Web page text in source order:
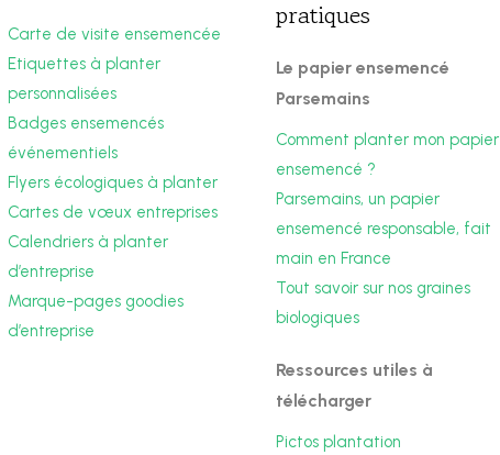
Carte de visite ensemencée
Etiquettes à planter
personnalisées
Badges ensemencés
événementiels
Flyers écologiques à planter
Cartes de vœux entreprises
Calendriers à planter
d’entreprise
Marque-pages goodies
d’entreprise
pratiques
Le papier ensemencé
Parsemains
Comment planter mon papier
ensemencé ?
Parsemains, un papier
ensemencé responsable, fait
main en France
Tout savoir sur nos graines
biologiques
Ressources utiles à
télécharger
Pictos plantation